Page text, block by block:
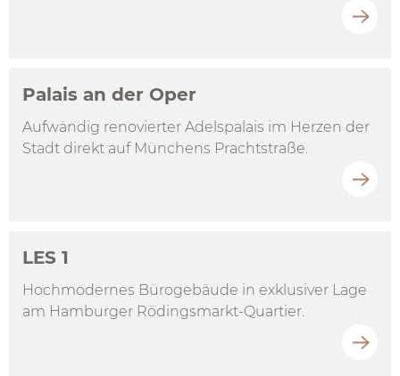
Palais an der Oper
Aufwändig renovierter Adelspalais im Herzen der
Stadt direkt auf Münchens Prachtstraße.
LES 1
Hochmodernes Bürogebäude in exklusiver Lage
am Hamburger Rödingsmarkt-Quartier.